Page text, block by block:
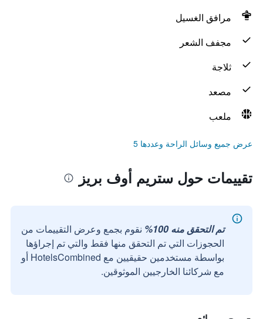
مرافق الغسيل
مجفف الشعر
ثلاجة
مصعد
ملعب
عرض جميع وسائل الراحة وعددها 5
تقييمات حول ستريم أوف بريز
تم التحقق منه 100%
نقوم بجمع وعرض التقييمات من
الحجوزات التي تم التحقق منها فقط والتي تم إجراؤها
بواسطة مستخدمين حقيقيين مع HotelsCombined أو
مع شركائنا الخارجيين الموثوقين.